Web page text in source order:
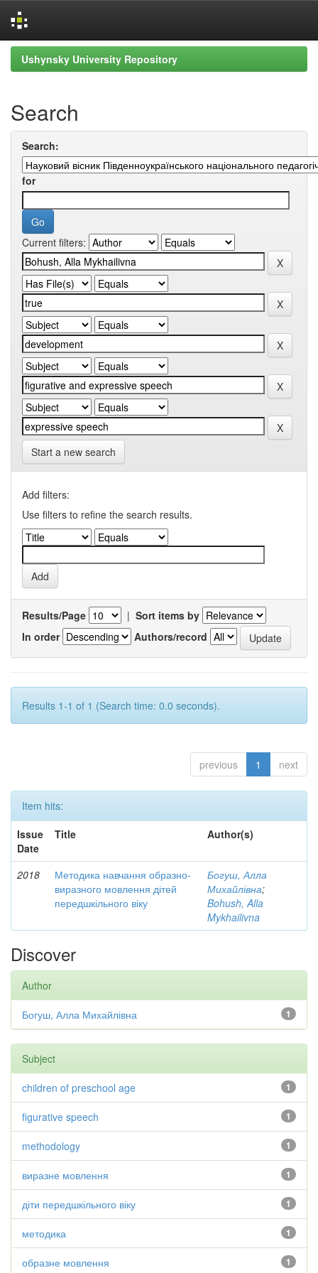
Skip
navigation
Ushynsky University Repository
Search
Search:
for
Current filters:
Start a new search
Add filters:
Use filters to refine the search results.
Results/Page | Sort items by
In order
Authors/record
Results 1-1 of 1 (Search time: 0.0 seconds).
previous 1 next
Item hits:
Issue
Date
Title Author(s)
2018
Методика навчання образно-
виразного мовлення дітей
передшкільного віку
Богуш, Алла
Михайлівна;
Bohush, Alla
Mykhailivna
Discover
Author
1
Богуш, Алла Михайлівна
Subject
1
children of preschool age
1
figurative speech
1
methodology
1
виразне мовлення
1
діти передшкільного віку
1
методика
1
образне мовлення